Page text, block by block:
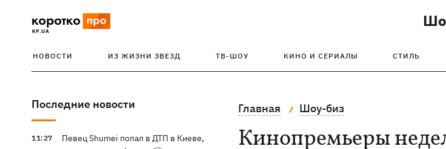
НОВОСТИ ИЗ ЖИЗНИ ЗВЕЗД ТВ-ШОУ КИНО И СЕРИАЛЫ СТИЛЬ
Последние новости
11:27
Певец Shumei попал в ДТП в Киеве,
Главная Шоу-биз
Кинопремьеры